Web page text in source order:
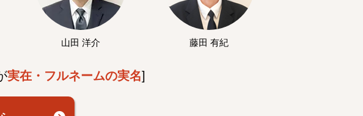
山田 洋介 藤田 有紀
実在・フルネームの実名]